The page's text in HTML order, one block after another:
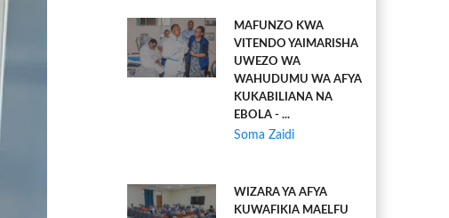
MAFUNZO KWA
VITENDO YAIMARISHA
UWEZO WA
WAHUDUMU WA AFYA
KUKABILIANA NA
EBOLA - ...
Soma Zaidi
WIZARA YA AFYA
KUWAFIKIA MAELFU